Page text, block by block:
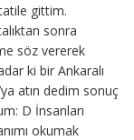
gittim.
sonra
söz vererek
ki bir Ankaralı
atın dedim sonuç
D İnsanları
okumak